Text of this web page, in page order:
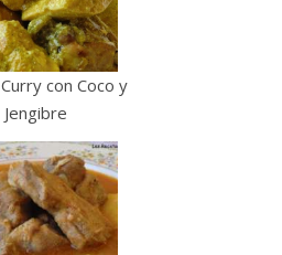
con Coco y
Jengibre